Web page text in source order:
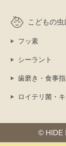
こどもの
フッ素
シーラント
歯磨き・食事
ロイテリ菌・
© HIDE